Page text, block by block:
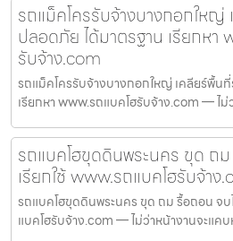
รถแม็คโครรับจ้างบางกอกใหญ่
ปลอดภัย ได้มาตรฐาน เรียกหา
รับจ้าง.com
รถแม็คโครรับจ้างบางกอกใหญ่ เคลียร์พื้น
เรียกหา www.รถแบคโฮรับจ้าง.com — ไ
รถแบคโฮขุดดินพระนคร ขุด ถม
เรียกใช้ www.รถแบคโฮรับจ้าง
รถแบคโฮขุดดินพระนคร ขุด ถม รื้อถอน จบ
แบคโฮรับจ้าง.com — ไม่ว่าหน้างานจะแค